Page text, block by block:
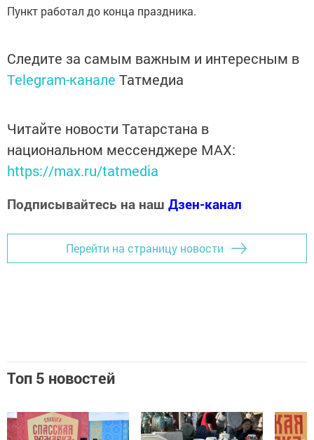
Пункт работал до конца праздника.
Следите за самым важным и интересным в
Telegram-канале Татмедиа
Читайте новости Татарстана в
национальном мессенджере MАХ:
https://max.ru/tatmedia
Подписывайтесь на наш Дзен-канал
Перейти на страницу новости
Топ 5 новостей